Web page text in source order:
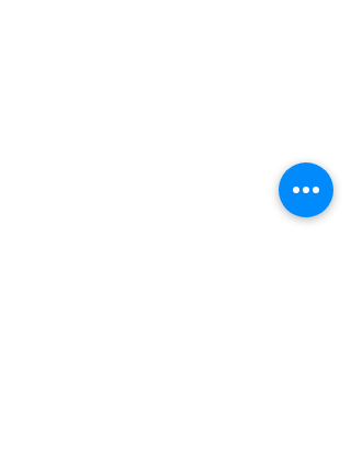
Lunes a Viernes de 08:00 a 19:00 hs.